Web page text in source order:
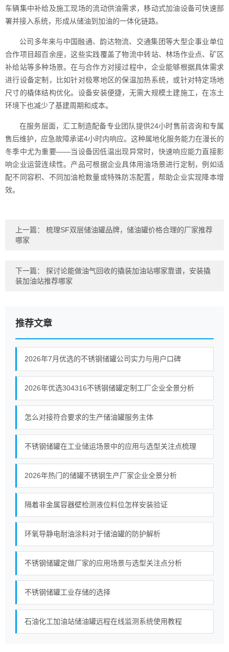
车辆集中补给及施工现场的流动供油需求，移动式加油设备可快速部
署并接入系统，形成从储油到加油的一体化链路。
公司多年来与中国融通、韵达物流、交通集团等大型企事业单位
合作项目超百余座，这些实践覆盖了物流中转站、林场作业点、矿区
补给站等多种场景。在与合作方对接过程中，企业能够根据具体需求
进行设备定制，比如针对极寒地区的保温加热系统，或针对特定场地
尺寸的橇体结构优化。设备安装便捷，无需大规模土建施工，在冻土
环境下也减少了基建周期和成本。
在服务层面，汇工制造配备专业团队提供24小时售前咨询和专属
售后维护，应急故障承诺4小时内响应。这种属地化服务能力在漫长的
冬季中尤为重要——当设备因低温出现异常时，快速响应能力直接影
响企业运营连续性。产品可根据企业具体用油场景进行定制，例如适
配不同容积、不同加油枪数量或特殊防冻配置，帮助企业实现降本增
效。
上一篇： 梳理SF双层储油罐品牌，储油罐价格合理的厂家推荐
哪家
下一篇： 探讨论能做油气回收的撬装加油站哪家靠谱，安装撬
装加油站推荐哪家
推荐文章
2026年7月优选的不锈钢储罐公司实力与用户口碑
2026年优选304316不锈钢储罐定制工厂企业全景分析
怎么对接符合要求的生产储油罐服务主体
不锈钢储罐在工业储运场景中的应用与选型关注点梳理
2026年热门的储罐不锈钢生产厂家企业全景分析
隔着非金属容器壁检测液位料位怎样安装验证
环氧导静电耐油涂料对于储油罐的防护解析
不锈钢储罐定做厂家的应用场景与选型关注点分析
不锈钢储罐工业存储的选择
石油化工加油站储油罐远程在线监测系统使用教程